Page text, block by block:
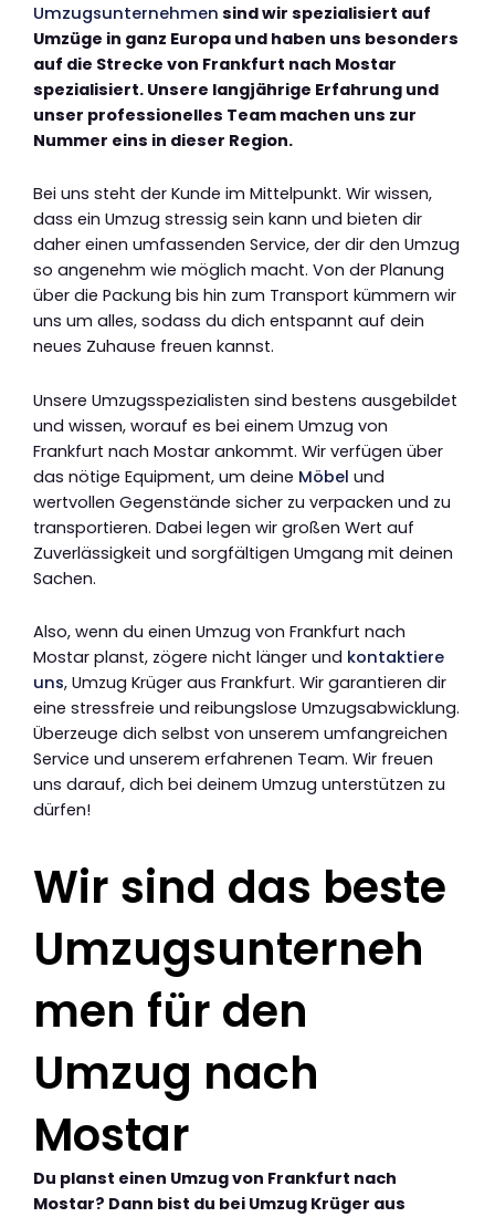
Umzugsunternehmen sind wir spezialisiert auf
Umzüge in ganz Europa und haben uns besonders
auf die Strecke von Frankfurt nach Mostar
spezialisiert. Unsere langjährige Erfahrung und
unser professionelles Team machen uns zur
Nummer eins in dieser Region.
Bei uns steht der Kunde im Mittelpunkt. Wir wissen,
dass ein Umzug stressig sein kann und bieten dir
daher einen umfassenden Service, der dir den Umzug
so angenehm wie möglich macht. Von der Planung
über die Packung bis hin zum Transport kümmern wir
uns um alles, sodass du dich entspannt auf dein
neues Zuhause freuen kannst.
Unsere Umzugsspezialisten sind bestens ausgebildet
und wissen, worauf es bei einem Umzug von
Frankfurt nach Mostar ankommt. Wir verfügen über
das nötige Equipment, um deine Möbel und
wertvollen Gegenstände sicher zu verpacken und zu
transportieren. Dabei legen wir großen Wert auf
Zuverlässigkeit und sorgfältigen Umgang mit deinen
Sachen.
Also, wenn du einen Umzug von Frankfurt nach
Mostar planst, zögere nicht länger und kontaktiere
uns, Umzug Krüger aus Frankfurt. Wir garantieren dir
eine stressfreie und reibungslose Umzugsabwicklung.
Überzeuge dich selbst von unserem umfangreichen
Service und unserem erfahrenen Team. Wir freuen
uns darauf, dich bei deinem Umzug unterstützen zu
dürfen!
Wir sind das beste
Umzugsunterneh
men für den
Umzug nach
Mostar
Du planst einen Umzug von Frankfurt nach
Mostar? Dann bist du bei Umzug Krüger aus